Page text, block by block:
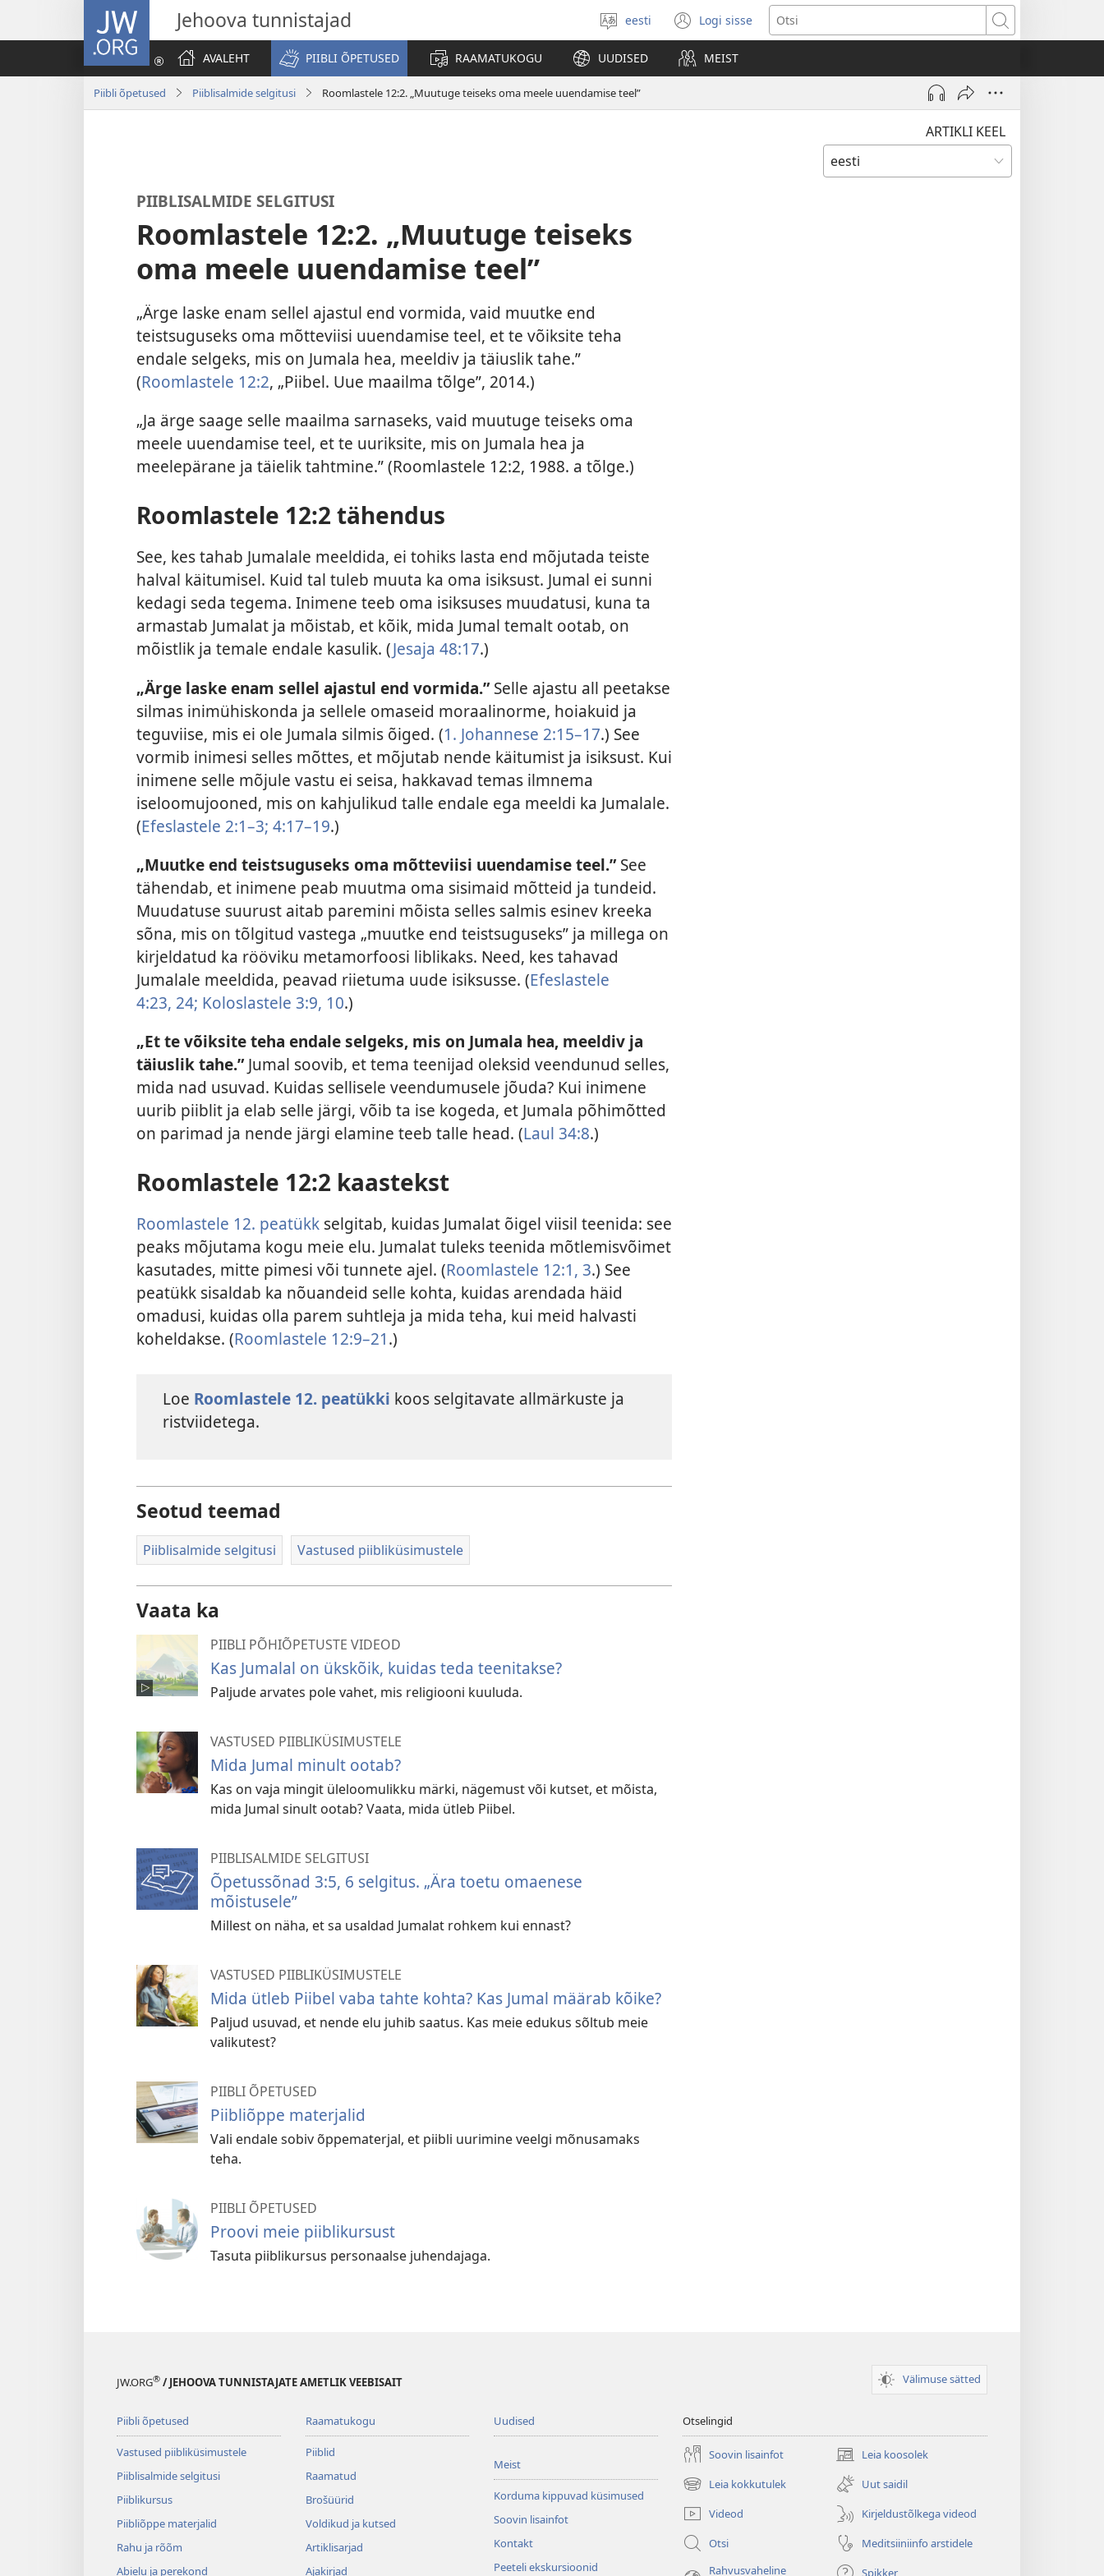
JW.ORG Jehoova tunnistajad
Vali
keel
eesti Logi sisse
(avab
uue
akna)
Otsi
AVALEHT
PIIBLI ÕPETUSED RAAMATUKOGU UUDISED MEIST
Piibli õpetused Piiblisalmide selgitusi Roomlastele 12:2. „Muutuge teiseks oma meele uuendamise teel”
ARTIKLI KEEL
PIIBLISALMIDE SELGITUSI
Roomlastele 12:2. „Muutuge teiseks
oma meele uuendamise teel”
„Ärge laske enam sellel ajastul end vormida, vaid muutke end
teistsuguseks oma mõtteviisi uuendamise teel, et te võiksite teha
endale selgeks, mis on Jumala hea, meeldiv ja täiuslik tahe.”
(Roomlastele 12:2, „Piibel. Uue maailma tõlge”, 2014.)
„Ja ärge saage selle maailma sarnaseks, vaid muutuge teiseks oma
meele uuendamise teel, et te uuriksite, mis on Jumala hea ja
meelepärane ja täielik tahtmine.” (Roomlastele 12:2, 1988. a tõlge.)
Roomlastele 12:2 tähendus
See, kes tahab Jumalale meeldida, ei tohiks lasta end mõjutada teiste
halval käitumisel. Kuid tal tuleb muuta ka oma isiksust. Jumal ei sunni
kedagi seda tegema. Inimene teeb oma isiksuses muudatusi, kuna ta
armastab Jumalat ja mõistab, et kõik, mida Jumal temalt ootab, on
mõistlik ja temale endale kasulik. (Jesaja 48:17.)
„Ärge laske enam sellel ajastul end vormida.”Selle ajastu all peetakse
silmas inimühiskonda ja sellele omaseid moraalinorme, hoiakuid ja
teguviise, mis ei ole Jumala silmis õiged. (1. Johannese 2:15–17.) See
vormib inimesi selles mõttes, et mõjutab nende käitumist ja isiksust. Kui
inimene selle mõjule vastu ei seisa, hakkavad temas ilmnema
iseloomujooned, mis on kahjulikud talle endale ega meeldi ka Jumalale.
(Efeslastele 2:1–3; 4:17–19.)
„Muutke end teistsuguseks oma mõtteviisi uuendamise teel.”See
tähendab, et inimene peab muutma oma sisimaid mõtteid ja tundeid.
Muudatuse suurust aitab paremini mõista selles salmis esinev kreeka
sõna, mis on tõlgitud vastega „muutke end teistsuguseks” ja millega on
kirjeldatud ka rööviku metamorfoosi liblikaks. Need, kes tahavad
Jumalale meeldida, peavad riietuma uude isiksusse. (Efeslastele
4:23, 24; Koloslastele 3:9, 10.)
„Et te võiksite teha endale selgeks, mis on Jumala hea, meeldiv ja
täiuslik tahe.”Jumal soovib, et tema teenijad oleksid veendunud selles,
mida nad usuvad. Kuidas sellisele veendumusele jõuda? Kui inimene
uurib piiblit ja elab selle järgi, võib ta ise kogeda, et Jumala põhimõtted
on parimad ja nende järgi elamine teeb talle head. (Laul 34:8.)
Roomlastele 12:2 kaastekst
Roomlastele 12. peatükk selgitab, kuidas Jumalat õigel viisil teenida: see
peaks mõjutama kogu meie elu. Jumalat tuleks teenida mõtlemisvõimet
kasutades, mitte pimesi või tunnete ajel. (Roomlastele 12:1, 3.) See
peatükk sisaldab ka nõuandeid selle kohta, kuidas arendada häid
omadusi, kuidas olla parem suhtleja ja mida teha, kui meid halvasti
koheldakse. (Roomlastele 12:9–21.)
Loe Roomlastele 12. peatükki koos selgitavate allmärkuste ja
ristviidetega.
Seotud teemad
Piiblisalmide selgitusi Vastused piibliküsimustele
Vaata ka
PIIBLI PÕHIÕPETUSTE VIDEOD
Kas Jumalal on ükskõik, kuidas teda teenitakse?
Paljude arvates pole vahet, mis religiooni kuuluda.
VASTUSED PIIBLIKÜSIMUSTELE
Mida Jumal minult ootab?
Kas on vaja mingit üleloomulikku märki, nägemust või kutset, et mõista,
mida Jumal sinult ootab? Vaata, mida ütleb Piibel.
PIIBLISALMIDE SELGITUSI
Õpetussõnad 3:5, 6 selgitus. „Ära toetu omaenese
mõistusele”
Millest on näha, et sa usaldad Jumalat rohkem kui ennast?
VASTUSED PIIBLIKÜSIMUSTELE
Mida ütleb Piibel vaba tahte kohta? Kas Jumal määrab kõike?
Paljud usuvad, et nende elu juhib saatus. Kas meie edukus sõltub meie
valikutest?
PIIBLI ÕPETUSED
Piibliõppe materjalid
Vali endale sobiv õppematerjal, et piibli uurimine veelgi mõnusamaks
teha.
PIIBLI ÕPETUSED
Proovi meie piiblikursust
Tasuta piiblikursus personaalse juhendajaga.
JW.ORG® / JEHOOVA TUNNISTAJATE AMETLIK VEEBISAIT Välimuse sätted
Piibli õpetused
Vastused piibliküsimustele
Piiblisalmide selgitusi
Piiblikursus
Piibliõppe materjalid
Rahu ja rõõm
Abielu ja perekond
Raamatukogu
Piiblid
Raamatud
Brošüürid
Voldikud ja kutsed
Artiklisarjad
Ajakirjad
Uudised
Meist
Korduma kippuvad küsimused
Soovin lisainfot
Kontakt
Peeteli ekskursioonid
Otselingid
Soovin lisainfot Leia koosolek
(avab
uue
akna)
Leia kokkutulek
(avab
uue
akna)
Uut saidil
Videod
Kirjeldustõlkega videod
Otsi
Meditsiiniinfo arstidele
Rahvusvaheline
Spikker